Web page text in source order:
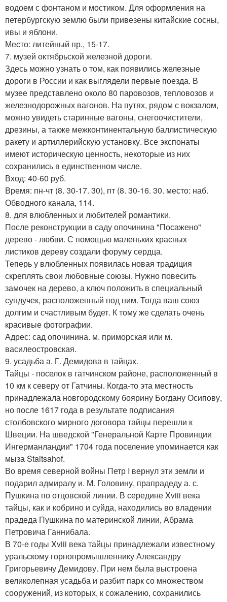
водоем с фонтаном и мостиком. Для оформления на
петербургскую землю были привезены китайские сосны,
ивы и яблони.
Место: литейный пр., 15-17.
7. музей октябрьской железной дороги.
Здесь можно узнать о том, как появились железные
дороги в России и как выглядели первые поезда. В
музее представлено около 80 паровозов, тепловозов и
железнодорожных вагонов. На путях, рядом с вокзалом,
можно увидеть старинные вагоны, снегоочистители,
дрезины, а также межконтинентальную баллистическую
ракету и артиллерийскую установку. Все экспонаты
имеют историческую ценность, некоторые из них
сохранились в единственном числе.
Вход: 40-60 руб.
Время: пн-чт (8. 30-17. 30), пт (8. 30-16. 30. место: наб.
Обводного канала, 114.
8. для влюбленных и любителей романтики.
После реконструкции в саду опочинина "Посажено"
дерево - любви. С помощью маленьких красных
листиков дереву создали форуму сердца.
Теперь у влюбленных появилась новая традиция
скреплять свои любовные союзы. Нужно повесить
замочек на дерево, а ключ положить в специальный
сундучек, расположенный под ним. Тогда ваш союз
долгим и счастливым будет. К тому же сделать очень
красивые фотографии.
Адрес: сад опочинина. м. приморская или м.
василеостровская.
9. усадьба а. Г. Демидова в тайцах.
Тайцы - поселок в гатчинском районе, расположенный в
10 км к северу от Гатчины. Когда-то эта местность
принадлежала новгородскому боярину Богдану Осипову,
но после 1617 года в результате подписания
столбовского мирного договора тайцы перешли к
Швеции. На шведской "Генеральной Карте Провинции
Ингерманландии" 1704 года поселение упоминается как
мыза Staitsahof.
Во время северной войны Петр I вернул эти земли и
подарил адмиралу и. М. Головину, прапрадеду а. с.
Пушкина по отцовской линии. В середине Xviii века
тайцы, как и кобрино и суйда, находились во владении
прадеда Пушкина по материнской линии, Абрама
Петровича Ганнибала.
В 70-е годы Xviii века тайцы принадлежали известному
уральскому горнопромышленнику Александру
Григорьевичу Демидову. При нем была выстроена
великолепная усадьба и разбит парк со множеством
сооружений, из которых, к сожалению, сохранились